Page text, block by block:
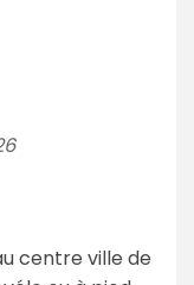
centre ville de